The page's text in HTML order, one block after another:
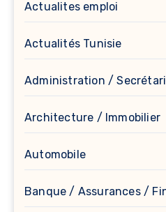
Actualites emploi
Actualités Tunisie
Administration /
Architecture / Immobilier
Automobile
Banque / Assurances /